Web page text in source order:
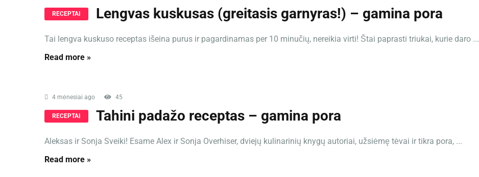
RECEPTAI Lengvas kuskusas (greitasis garnyras!) – gamina pora
Tai lengva kuskuso receptas išeina purus ir pagardinamas per 10 minučių, nereikia virti! Štai paprasti triukai, kurie daro ...
Read more »
4 mėnesiai ago 45
RECEPTAI Tahini padažo receptas – gamina pora
Aleksas ir Sonja Sveiki! Esame Alex ir Sonja Overhiser, dviejų kulinarinių knygų autoriai, užsiėmę tėvai ir tikra pora, ...
Read more »